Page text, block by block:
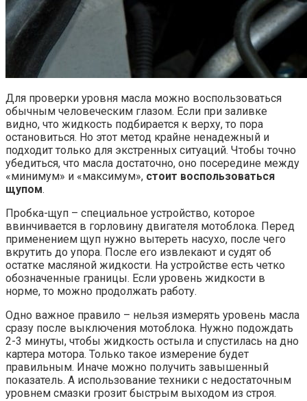
Для проверки уровня масла можно воспользоваться
обычным человеческим глазом. Если при заливке
видно, что жидкость подбирается к верху, то пора
остановиться. Но этот метод крайне ненадежный и
подходит только для экстренных ситуаций. Чтобы точно
убедиться, что масла достаточно, оно посередине между
«минимум» и «максимум», стоит воспользоваться
щупом.
Пробка-щуп – специальное устройство, которое
ввинчивается в горловину двигателя мотоблока. Перед
применением щуп нужно вытереть насухо, после чего
вкрутить до упора. После его извлекают и судят об
остатке масляной жидкости. На устройстве есть четко
обозначенные границы. Если уровень жидкости в
норме, то можно продолжать работу.
Одно важное правило – нельзя измерять уровень масла
сразу после выключения мотоблока. Нужно подождать
2-3 минуты, чтобы жидкость остыла и спустилась на дно
картера мотора. Только такое измерение будет
правильным. Иначе можно получить завышенный
показатель. А использование техники с недостаточным
уровнем смазки грозит быстрым выходом из строя.